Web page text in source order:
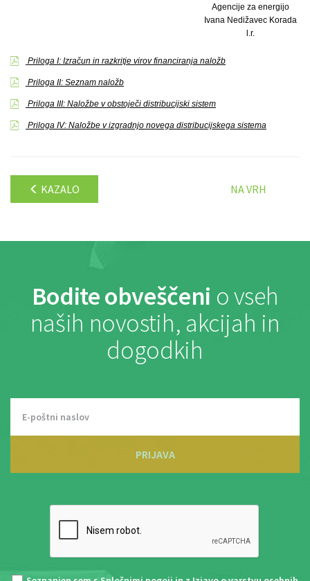
Agencije za energijo
Ivana Nedižavec Korada
l.r.
Priloga I: Izračun in razkritje virov financiranja naložb
Priloga II: Seznam naložb
Priloga III: Naložbe v obstoječi distribucijski sistem
Priloga IV: Naložbe v izgradnjo novega distribucijskega sistema
KAZALO NA VRH
Bodite obveščeni o vseh
naših novostih, akcijah in
dogodkih
PRIJAVA